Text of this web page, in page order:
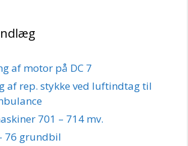
af motor på DC 7
af rep. stykke ved luftindtag til
701 – 714 mv.
76 grundbil